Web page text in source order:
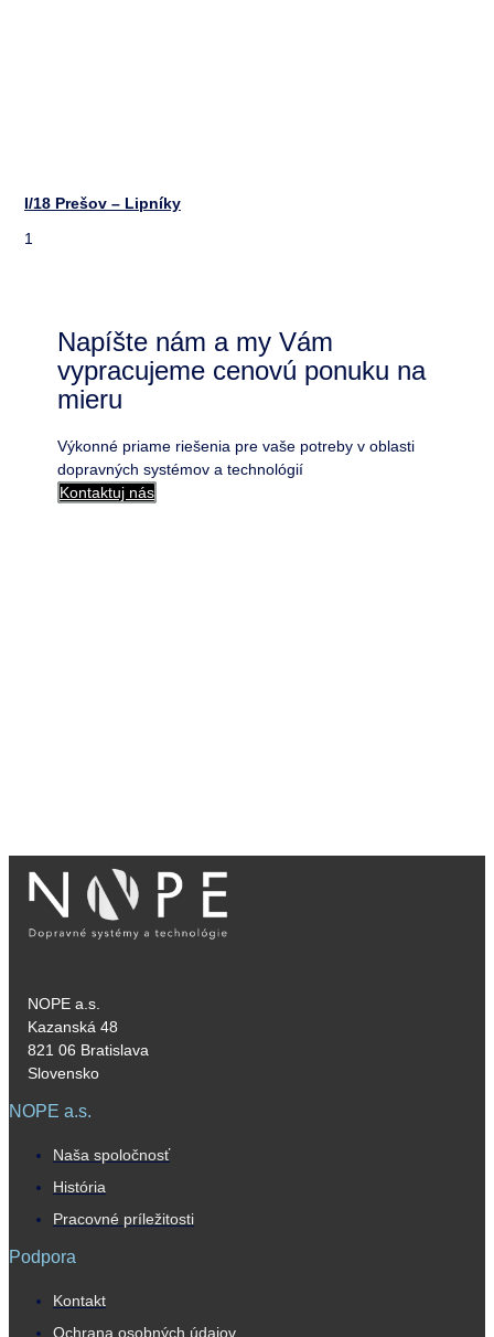
I/18 Prešov – Lipníky
Napíšte nám a my Vám
vypracujeme cenovú ponuku na
mieru
Výkonné priame riešenia pre vaše potreby v oblasti
dopravných systémov a technológií
Kontaktuj nás
NOPE a.s.
Kazanská 48
821 06 Bratislava
Slovensko
NOPE a.s.
Naša spoločnosť
História
Pracovné príležitosti
Podpora
Kontakt
Ochrana osobných údajov